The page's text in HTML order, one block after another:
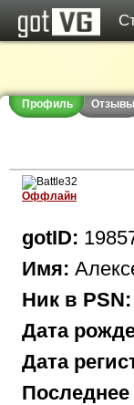
Профиль Отзывы
Оффлайн
gotID:
Имя:
Ник в PSN:
Дата
Дата